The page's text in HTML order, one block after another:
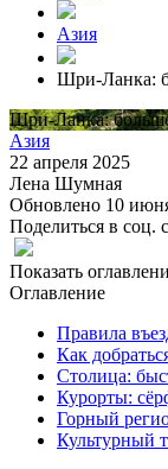
Азия
Шри-Ланка:
Шри-Ланка:
Азия
22 апреля 2025
Лена Шумная
Обновлено 10
Поделиться в соц.
Показать
Оглавление
Правила
Как
Столица:
Курорты:
Горный
Культурный